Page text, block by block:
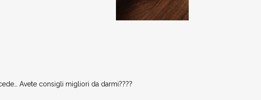
Avete consigli migliori da darmi????